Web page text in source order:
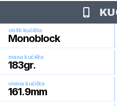
oblik kućišta
Monoblock
masa kućišta
183gr.
visina kućišta
161.9mm